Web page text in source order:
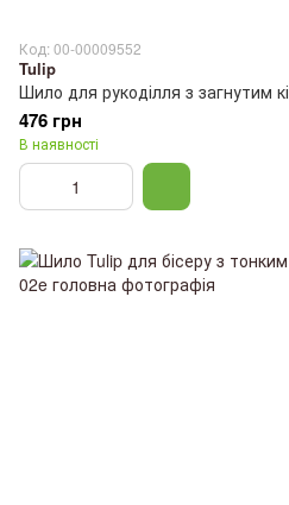
Код: 00-00009552
Tulip
Шило для рукоділля з загнутим
476 грн
В наявності